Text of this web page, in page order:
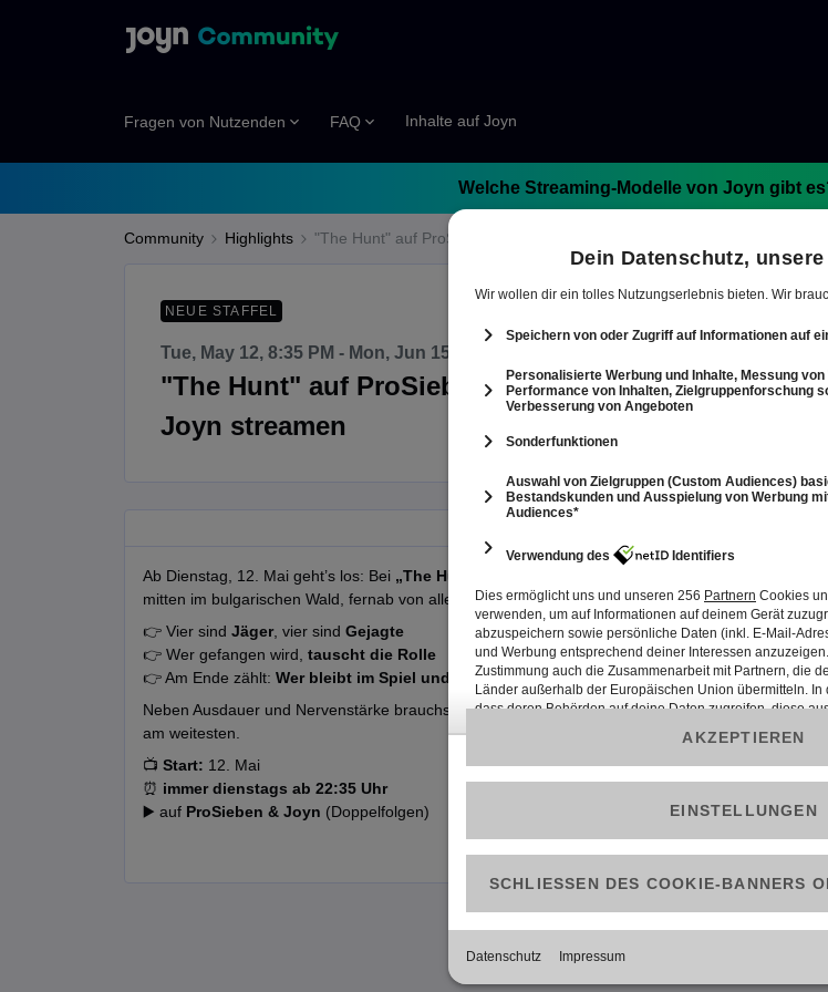
Fragen von Nutzenden FAQ Inhalte auf Joyn
Welche Streaming-Modelle von Joyn gibt
Community Highlights "The Hunt" auf ProSieben Austria und Joyn streamen
NEUE STAFFEL
Tue, May 12, 8:35 PM - Mon, Jun 15, 10:35 PM (UTC)
"The Hunt" auf ProSieben Austria und
Joyn streamen
Ab Dienstag, 12. Mai geht’s los: Bei „The Hunt – Welcher Promi ist leichte Beute?“
mitten im bulgarischen Wald, fernab von allem.
👉 Vier sind Jäger, vier sind Gejagte
👉 Wer gefangen wird, tauscht die Rolle
👉 Am Ende zählt: Wer bleibt im Spiel und behält die Chance aufs Preisgeld?
Neben Ausdauer und Nervenstärke brauchst du vor allem eins:eine gute Strategie. Denn nur
am weitesten.
📺 Start: 12. Mai
⏰ immer dienstags ab 22:35 Uhr
▶️ auf ProSieben & Joyn (Doppelfolgen)